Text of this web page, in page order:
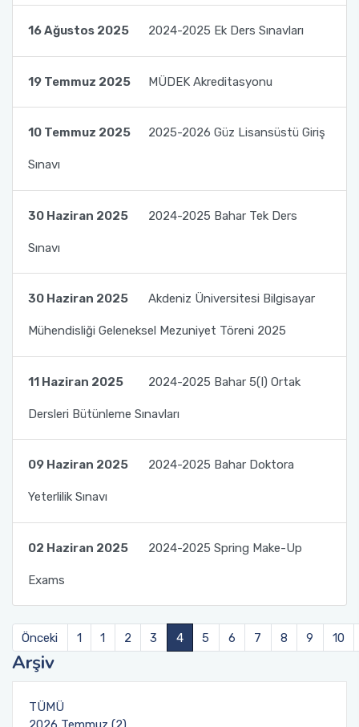
16 Ağustos 2025 2024-2025 Ek Ders Sınavları
19 Temmuz 2025 MÜDEK Akreditasyonu
10 Temmuz 2025 2025-2026 Güz Lisansüstü Giriş
Sınavı
30 Haziran 2025 2024-2025 Bahar Tek Ders
Sınavı
30 Haziran 2025 Akdeniz Üniversitesi Bilgisayar
Mühendisliği Geleneksel Mezuniyet Töreni 2025
11 Haziran 2025 2024-2025 Bahar 5(I) Ortak
Dersleri Bütünleme Sınavları
09 Haziran 2025 2024-2025 Bahar Doktora
Yeterlilik Sınavı
02 Haziran 2025 2024-2025 Spring Make-Up
Exams
Önceki 1 1 2 3 4 5 6 7 8 9 10
Arşiv
TÜMÜ
Kalite Yönetim Takvimi